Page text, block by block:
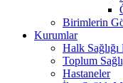
Birimlerin
Kurumlar
Halk Sağlığı
Toplum
Hastaneler